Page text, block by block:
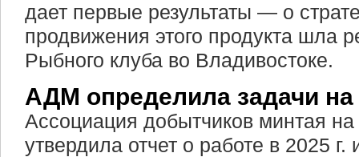
дает первые результаты — о
продвижения этого продукта шла
Рыбного клуба во Владивостоке.
АДМ определила задачи на
Ассоциация добытчиков минтая
утвердила отчет о работе в 2025 г.